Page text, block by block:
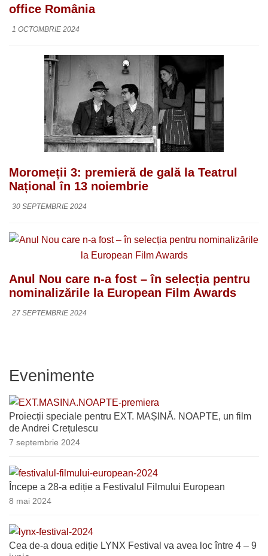
office România
1 OCTOMBRIE 2024
Moromeții 3: premieră de gală la Teatrul
Național în 13 noiembrie
30 SEPTEMBRIE 2024
Anul Nou care n-a fost – în selecția pentru
nominalizările la European Film Awards
27 SEPTEMBRIE 2024
Evenimente
Proiecții speciale pentru EXT. MAȘINĂ. NOAPTE, un film
de Andrei Crețulescu
7 septembrie 2024
Începe a 28-a ediție a Festivalul Filmului European
8 mai 2024
Cea de-a doua ediție LYNX Festival va avea loc între 4 – 9